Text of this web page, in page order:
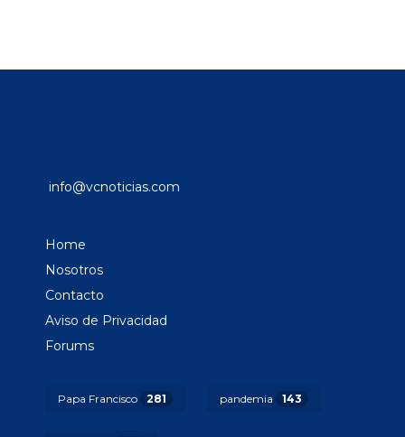
info@vcnoticias.com
Home
Nosotros
Contacto
Aviso de Privacidad
Forums
Papa Francisco 281 pandemia 143